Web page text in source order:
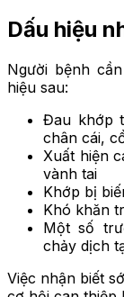
Dấu hiệu
Người bệnh
hiệu sau:
Đau khớp
chân cái,
Xuất hiện
vành tai
Khớp bị
Khó khăn
Một số
chảy dịch
Việc nhận biết